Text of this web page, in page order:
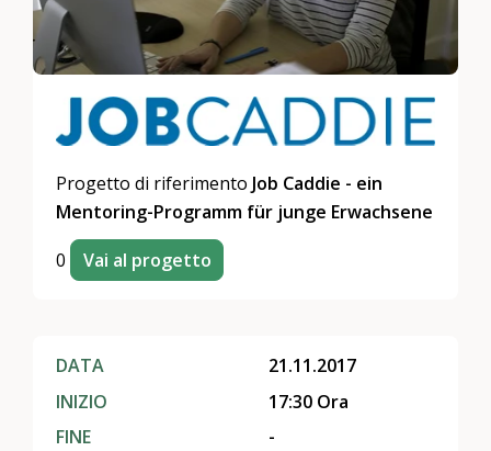
Progetto di riferimento Job Caddie - ein
Mentoring-Programm für junge Erwachsene
0 Vai al progetto
DATA
INIZIO
FINE
21.11.2017
17:30 Ora
-